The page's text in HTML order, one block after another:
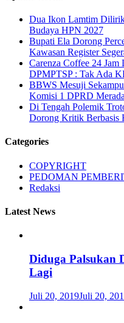
Dua Ikon Lamtim
Budaya HPN 2027
Bupati Ela Dorong
Kawasan Register
Carenza Coffee 24 Jam
DPMPTSP : Tak Ada
BBWS Mesuji
Komisi 1 DPRD
Di Tengah Polemik
Dorong Kritik Berbasis
Categories
COPYRIGHT
PEDOMAN
Redaksi
Latest News
Diduga Palsukan
Lagi
Juli 20, 2019Juli 20,